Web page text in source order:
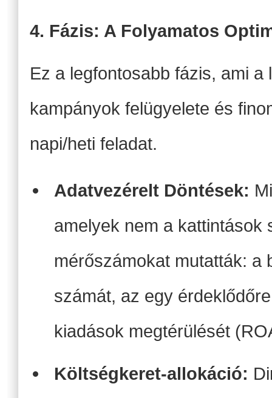
4. Fázis: A Folyamatos
Ez a legfontosabb fázis, ami a
kampányok felügyelete és
napi/heti feladat.
Adatvezérelt Döntések:
amelyek nem a kattintások
mérőszámokat mutatták: a
számát, az egy
kiadások megtérülését
Költségkeret-allokáció: